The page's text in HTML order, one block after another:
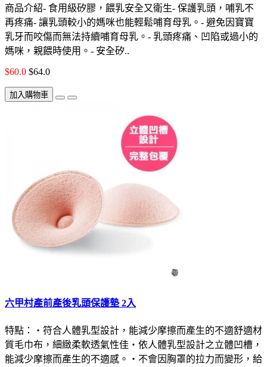
商品介紹- 食用級矽膠，餵乳安全又衛生- 保護乳頭，哺乳不
再疼痛- 讓乳頭較小的媽咪也能輕鬆哺育母乳。- 避免因寶寶
乳牙而咬傷而無法持續哺育母乳。- 乳頭疼痛、凹陷或過小的
媽咪，親餵時使用。- 安全矽..
$60.0 $64.0
加入購物車
六甲村產前產後乳頭保護墊 2入
特點：‧符合人體乳型設計，能減少摩擦而產生的不適舒適材
質毛巾布，細緻柔軟透氣性佳‧依人體乳型設計之立體凹槽，
能減少摩擦而產生的不適感。‧不會因胸罩的拉力而變形，給